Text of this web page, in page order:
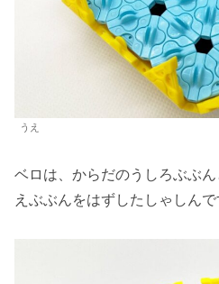
うえ
ベロは、からだのうしろぶぶ
えぶぶんをはずしたしゃしん